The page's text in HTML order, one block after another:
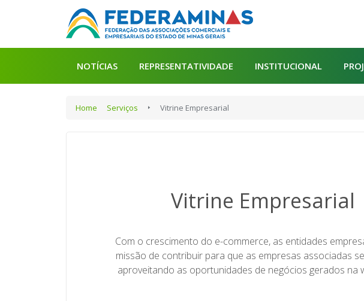
NOTÍCIAS REPRESENTATIVIDADE INSTITUCIONAL
Home Serviços Vitrine Empresarial
Vitrine Empresarial
Com o crescimento do e-commerce, as entidades
missão de contribuir para que as empresas associadas
aproveitando as oportunidades de negócios gerados na